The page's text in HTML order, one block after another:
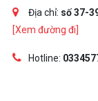
Địa chỉ: số 37-
[Xem đường đi]
Hotline: